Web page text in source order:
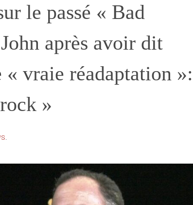
le passé « Bad
après avoir dit
vraie réadaptation »:
»